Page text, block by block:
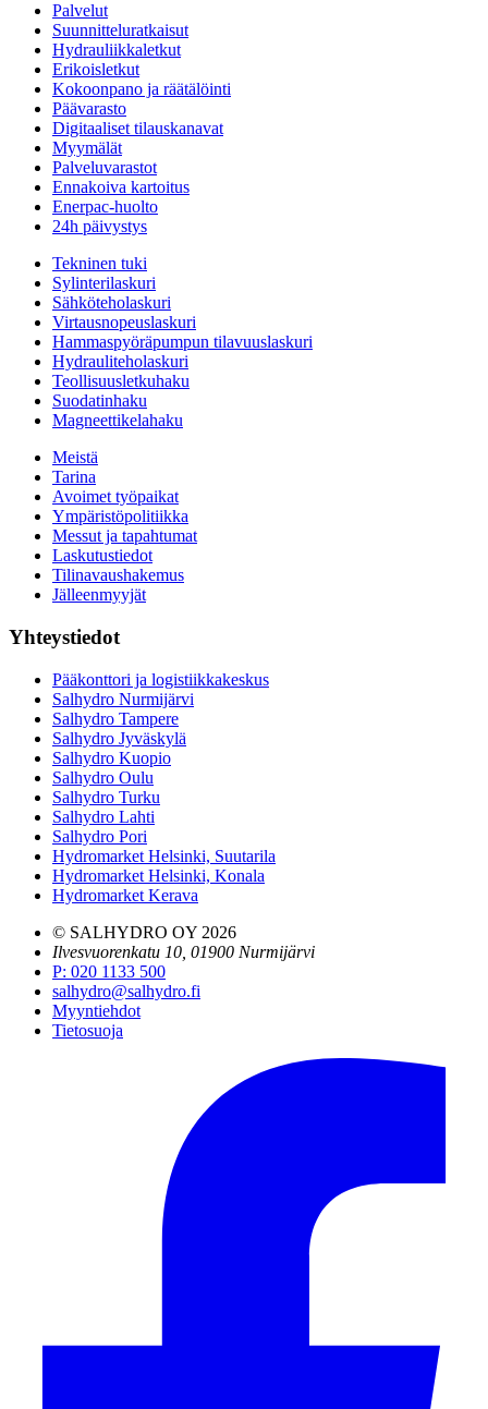
Palvelut
Suunnitteluratkaisut
Hydrauliikkaletkut
Erikoisletkut
Kokoonpano ja räätälöinti
Päävarasto
Digitaaliset tilauskanavat
Myymälät
Palveluvarastot
Ennakoiva kartoitus
Enerpac-huolto
24h päivystys
Tekninen tuki
Sylinterilaskuri
Sähköteholaskuri
Virtausnopeuslaskuri
Hammaspyöräpumpun tilavuuslaskuri
Hydrauliteholaskuri
Teollisuusletkuhaku
Suodatinhaku
Magneettikelahaku
Meistä
Tarina
Avoimet työpaikat
Ympäristöpolitiikka
Messut ja tapahtumat
Laskutustiedot
Tilinavaushakemus
Jälleenmyyjät
Yhteystiedot
Pääkonttori ja logistiikkakeskus
Salhydro Nurmijärvi
Salhydro Tampere
Salhydro Jyväskylä
Salhydro Kuopio
Salhydro Oulu
Salhydro Turku
Salhydro Lahti
Salhydro Pori
Hydromarket Helsinki, Suutarila
Hydromarket Helsinki, Konala
Hydromarket Kerava
© SALHYDRO OY 2026
Ilvesvuorenkatu 10, 01900 Nurmijärvi
P: 020 1133 500
salhydro@salhydro.fi
Myyntiehdot
Tietosuoja